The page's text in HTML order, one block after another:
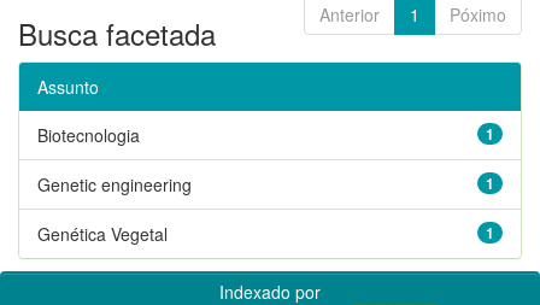
Anterior 1 Póximo
Busca facetada
Assunto
1
Biotecnologia
1
Genetic engineering
1
Genética Vegetal
Indexado por